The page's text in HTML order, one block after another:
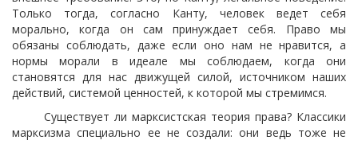
Только тогда, согласно Канту, человек ведет себя
морально, когда он сам принуждает себя. Право мы
обязаны соблюдать, даже если оно нам не нравится, а
нормы морали в идеале мы соблюдаем, когда они
становятся для нас движущей силой, источником наших
действий, системой ценностей, к которой мы стремимся.
Существует ли марксистская теория права? Классики
марксизма специально ее не создали: они ведь тоже не